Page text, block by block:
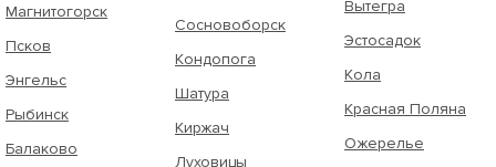
Магнитогорск
Псков
Энгельс
Рыбинск
Балаково
Сосновоборск
Кондопога
Шатура
Киржач
Луховицы
Вытегра
Эстосадок
Кола
Красная Поляна
Ожерелье